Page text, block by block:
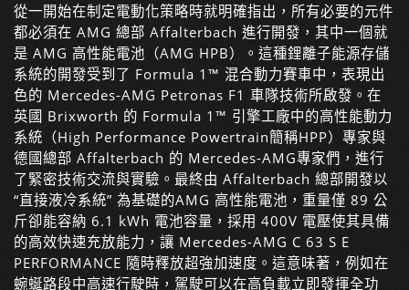
從一開始在制定電動化策略時就明確指出，所有必要的元件
都必須在 AMG 總部 Affalterbach 進行開發，其中一個就
是 AMG 高性能電池（AMG HPB）。這種鋰離子能源存儲
系統的開發受到了 Formula 1™ 混合動力賽車中，表現出
色的 Mercedes-AMG Petronas F1 車隊技術所啟發。在
英國 Brixworth 的 Formula 1™ 引擎工廠中的高性能動力
系統（High Performance Powertrain簡稱HPP）專家與
德國總部 Affalterbach 的 Mercedes-AMG專家們，進行
了緊密技術交流與實驗。最終由 Affalterbach 總部開發以
“直接液冷系統” 為基礎的AMG 高性能電池，重量僅 89 公
斤卻能容納 6.1 kWh 電池容量，採用 400V 電壓使其具備
的高效快速充放能力，讓 Mercedes-AMG C 63 S E
PERFORMANCE 隨時釋放超強加速度。這意味著，例如在
蜿蜒路段中高速行駛時，駕駛可以在高負載立即發揮全功